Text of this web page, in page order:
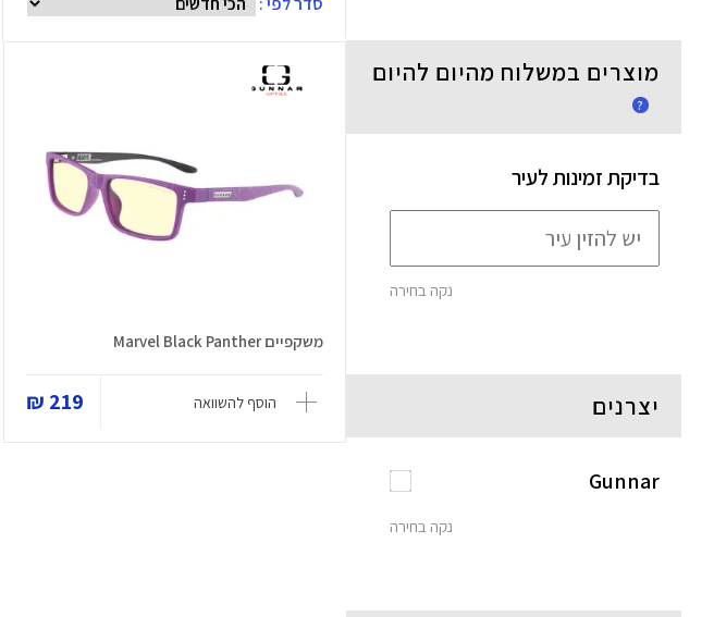
משקפיים Marvel Black Panther
הוסף להשוואה 219 ₪
מוצרים במשלוח מהיום להיום
?
בדיקת זמינות לעיר
נקה בחירה
יצרנים
Gunnar
נקה בחירה